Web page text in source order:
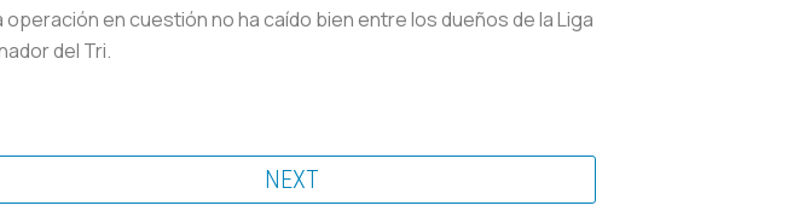
en cuestión no ha caído bien entre los dueños de la Liga
del Tri.
NEXT